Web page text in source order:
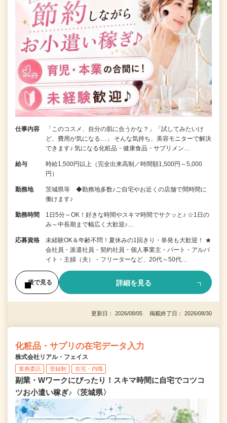
仕事内容
「このコスメ、自分の肌に合うかな？」「試してみたいけ
ど、費用が気になる…」 そんな気持ち、美容モニターで解決
できます♪ 気になる化粧品・健康食品・サプリメン…
給与
時給1,500円以上（完全出来高制／時間額1,500円～5,000
円）
勤務地
茨城県等 ◆勤務地多数♪ご自宅やお近くの店舗で間時間に
働けます♪
勤務時間
1日5分～OK！好きな時間やスキマ時間でサクッと♪ ☆1日の
み～中長期まで幅広く大歓迎♪…
応募資格
未経験OK＆年齢不問！夏休みの1回きり・単発も大歓迎！ ★
会社員・派遣社員・契約社員・個人事業主・パート・アルバ
イト・主婦（夫）・フリーターなど、20代～50代…
後で見る 詳細を見る
更新日： 2026/08/05 掲載終了日： 2026/08/30
化粧品・サプリの在宅データ入力
株式会社リアル・フェイス
業務委託 登録制 在宅・内職
副業・Wワークにぴったり！スキマ時間に自宅でコツコ
ツお小遣い稼ぎ♪〈茨城県〉